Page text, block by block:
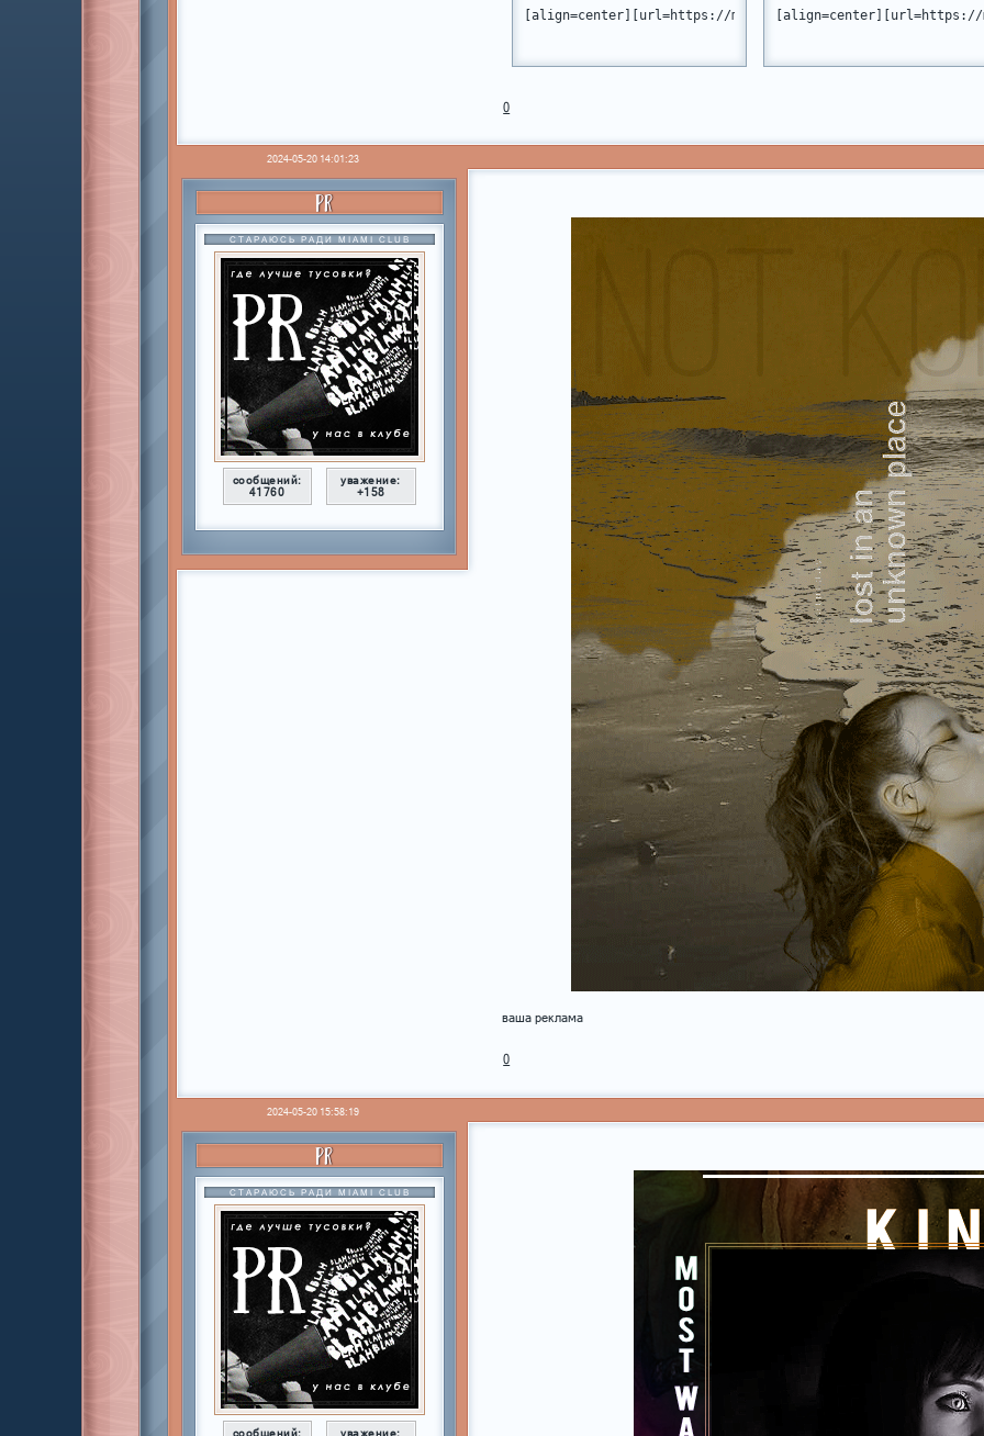
[align=center][url=https://miamiclub.ru/[align=center][url=https://
0
2024-05-20 14:01:23
PR
СТАРАЮСЬ РАДИ MIAMI CLUB
сообщений:
41760
уважение:
+158
ваша реклама
0
2024-05-20 15:58:19
PR
СТАРАЮСЬ РАДИ MIAMI CLUB
сообщений: уважение: